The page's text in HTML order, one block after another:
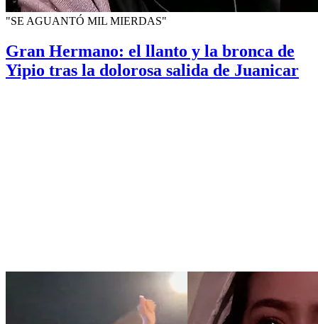
"SE AGUANTÓ MIL MIERDAS"
Gran Hermano: el llanto y la bronca de
Yipio tras la dolorosa salida de Juanicar